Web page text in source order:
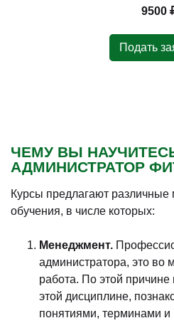
9500
Подать
ЧЕМУ ВЫ
АДМИНИСТРАТОР
Курсы предлагают
обучения, в числе которых:
Менеджмент.
администратора, это во
работа. По этой
этой дисциплине,
понятиями, терминами